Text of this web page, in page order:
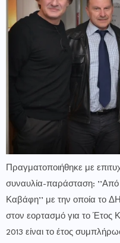
Πραγματοποιήθηκε με
συναυλία-παράσταση:
Καβάφη’’ με την οποία το
στον εορτασμό για το Έτος
2013 είναι το έτος